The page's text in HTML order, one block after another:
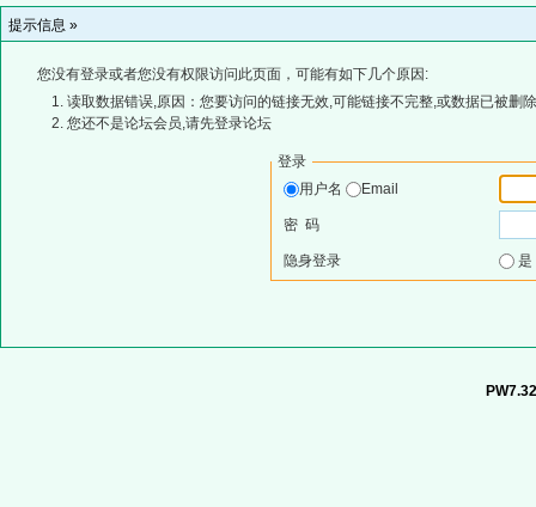
提示信息 »
您没有登录或者您没有权限访问此页面，可能有如下几个原因:
读取数据错误,原因：您要访问的链接无效,可能链接不完整,或数据已被删
您还不是论坛会员,请先登录论坛
登录
用户名
Email
密 码
隐身登录